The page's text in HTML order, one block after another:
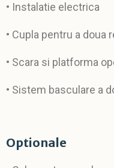
• Instalatie electrica
• Cupla pentru a doua
• Scara si platforma
• Sistem basculare a
Optionale